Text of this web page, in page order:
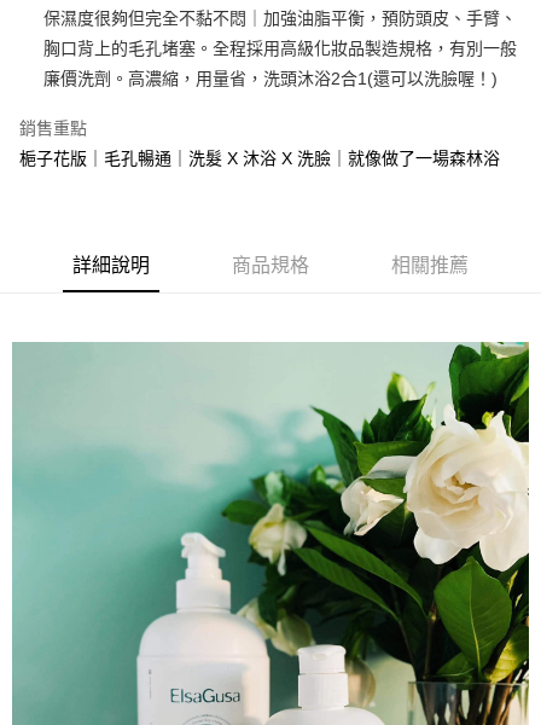
運送方式
付款後全家取貨
每筆NT$80，滿NT$1,500(含以上)免運費
付款後7-11取貨
每筆NT$80，滿NT$1,500(含以上)免運費
保濕度很夠但完全不黏不悶｜加強油脂平衡，預防頭皮、手臂、
胸口背上的毛孔堵塞。全程採用高級化妝品製造規格，有別一般
廉價洗劑。高濃縮，用量省，洗頭沐浴2合1(還可以洗臉喔！)
銷售重點
梔子花版｜毛孔暢通｜洗髮 X 沐浴 X 洗臉｜就像做了一場森林浴
詳細說明 商品規格 相關推薦